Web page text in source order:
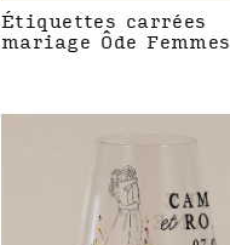
Étiquettes carrées
mariage Ôde Femmes